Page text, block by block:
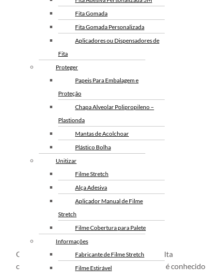
Fita Gomada
Fita Gomada Personalizada
Aplicadores ou Dispensadores de
Fita
Proteger
Papeis Para Embalagem e
Proteção
Chapa Alveolar Polipropileno –
Plastionda
Mantas de Acolchoar
Plástico Bolha
Unitizar
Filme Stretch
Alça Adesiva
Aplicador Manual de Filme
Stretch
Filme Cobertura para Palete
Informações
Fabricante de Filme Stretch
Filme Estirável
O Filme Stretch
é uma película plástica com alta
capacidade de resistência. O mesmo também é conhecido